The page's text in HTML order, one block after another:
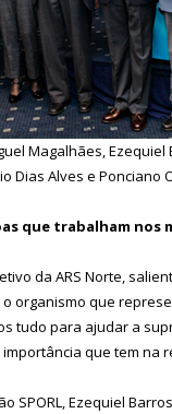
Magalhães,
Dias Alves e Ponciano
que trabalham nos
da ARS Norte,
organismo que
tudo para ajudar a
importância que tem na
SPORL, Ezequiel